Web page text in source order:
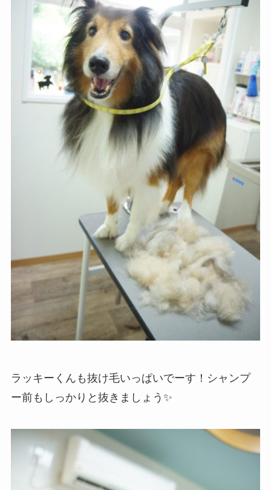
ラッキーくんも抜け毛いっぱいでーす！シャンプ
ー前もしっかりと抜きましょう✨